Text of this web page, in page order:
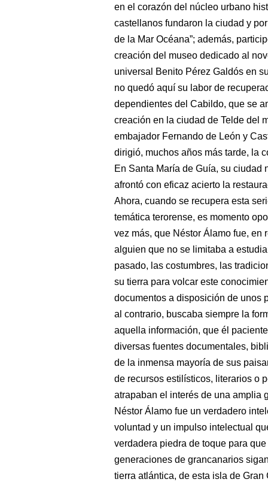
en el corazón del núcleo urbano
castellanos fundaron la ciudad y
de la Mar Océana”; además,
creación del museo dedicado al
universal Benito Pérez Galdós en
no quedó aquí su labor de
dependientes del Cabildo, que se
creación en la ciudad de Telde del
embajador Fernando de León y
dirigió, muchos años más tarde, la
En Santa María de Guía, su ciudad
afrontó con eficaz acierto la
Ahora, cuando se recupera esta
temática terorense, es momento
vez más, que Néstor Álamo fue, en
alguien que no se limitaba a
pasado, las costumbres, las
su tierra para volcar este
documentos a disposición de unos
al contrario, buscaba siempre la
aquella información, que él
diversas fuentes documentales,
de la inmensa mayoría de sus
de recursos estilísticos, literarios o
atrapaban el interés de una amplia
Néstor Álamo fue un verdadero
voluntad y un impulso intelectual
verdadera piedra de toque para
generaciones de grancanarios
tierra atlántica, de esta isla de